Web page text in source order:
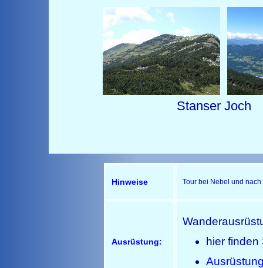
Stanser
Hinweise Tour bei Nebel und
Ausrüstung:
hier